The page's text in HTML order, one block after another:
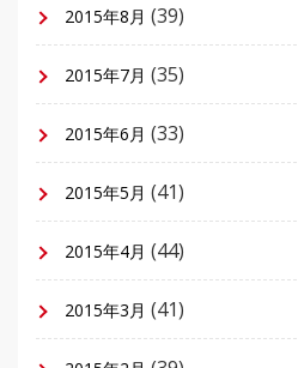
2015年8月 (39)
2015年7月 (35)
2015年6月 (33)
2015年5月 (41)
2015年4月 (44)
2015年3月 (41)